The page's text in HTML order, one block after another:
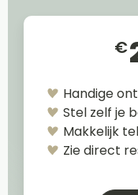
€
Handige
Stel zelf je
Makkelijk
Zie direct